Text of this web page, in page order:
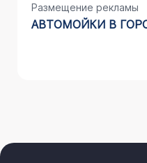
Размещение рекламы
АВТОМОЙКИ В